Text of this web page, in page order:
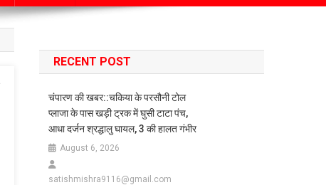
RECENT POST
चंपारण की खबर::चकिया के परसौनी टोल
प्लाजा के पास खड़ी ट्रक में घुसी टाटा पंच,
आधा दर्जन श्रद्धालु घायल, 3 की हालत गंभीर
August 6, 2026
satishmishra9116@gmail.com